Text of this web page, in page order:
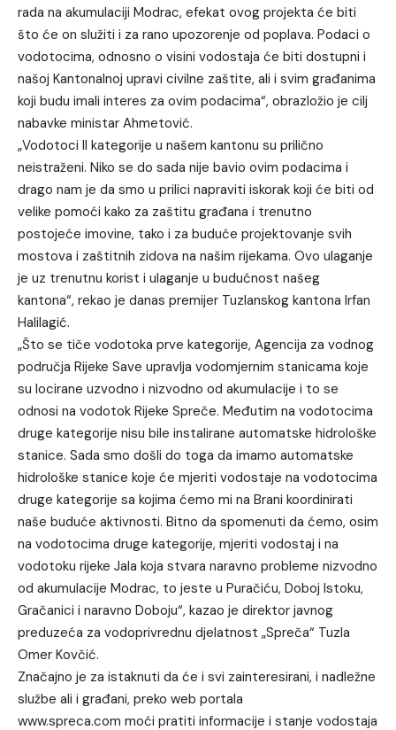
rada na akumulaciji Modrac, efekat ovog projekta će biti
što će on služiti i za rano upozorenje od poplava. Podaci o
vodotocima, odnosno o visini vodostaja će biti dostupni i
našoj Kantonalnoj upravi civilne zaštite, ali i svim građanima
koji budu imali interes za ovim podacima“, obrazložio je cilj
nabavke ministar Ahmetović.
„Vodotoci II kategorije u našem kantonu su prilično
neistraženi. Niko se do sada nije bavio ovim podacima i
drago nam je da smo u prilici napraviti iskorak koji će biti od
velike pomoći kako za zaštitu građana i trenutno
postojeće imovine, tako i za buduće projektovanje svih
mostova i zaštitnih zidova na našim rijekama. Ovo ulaganje
je uz trenutnu korist i ulaganje u budućnost našeg
kantona“, rekao je danas premijer Tuzlanskog kantona Irfan
Halilagić.
„Što se tiče vodotoka prve kategorije, Agencija za vodnog
područja Rijeke Save upravlja vodomjernim stanicama koje
su locirane uzvodno i nizvodno od akumulacije i to se
odnosi na vodotok Rijeke Spreče. Međutim na vodotocima
druge kategorije nisu bile instalirane automatske hidrološke
stanice. Sada smo došli do toga da imamo automatske
hidrološke stanice koje će mjeriti vodostaje na vodotocima
druge kategorije sa kojima ćemo mi na Brani koordinirati
naše buduće aktivnosti. Bitno da spomenuti da ćemo, osim
na vodotocima druge kategorije, mjeriti vodostaj i na
vodotoku rijeke Jala koja stvara naravno probleme nizvodno
od akumulacije Modrac, to jeste u Puračiću, Doboj Istoku,
Gračanici i naravno Doboju“, kazao je direktor javnog
preduzeća za vodoprivrednu djelatnost „Spreča“ Tuzla
Omer Kovčić.
Značajno je za istaknuti da će i svi zainteresirani, i nadležne
službe ali i građani, preko web portala
www.spreca.com moći pratiti informacije i stanje vodostaja